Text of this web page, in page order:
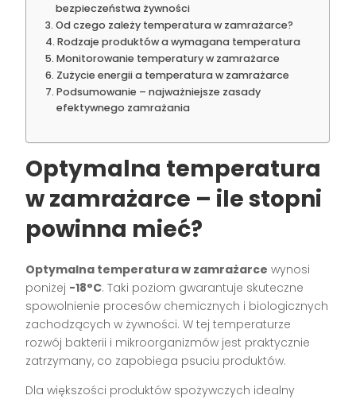
bezpieczeństwa żywności
Od czego zależy temperatura w zamrażarce?
Rodzaje produktów a wymagana temperatura
Monitorowanie temperatury w zamrażarce
Zużycie energii a temperatura w zamrażarce
Podsumowanie – najważniejsze zasady
efektywnego zamrażania
Optymalna temperatura
w zamrażarce – ile stopni
powinna mieć?
Optymalna temperatura w zamrażarce wynosi
poniżej -18°C. Taki poziom gwarantuje skuteczne
spowolnienie procesów chemicznych i biologicznych
zachodzących w żywności. W tej temperaturze
rozwój bakterii i mikroorganizmów jest praktycznie
zatrzymany, co zapobiega psuciu produktów.
Dla większości produktów spożywczych idealny